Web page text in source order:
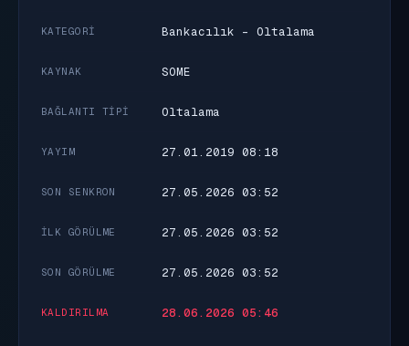
KATEGORI Bankacılık - Oltalama
KAYNAK SOME
BAĞLANTI TIPI Oltalama
YAYIM 27.01.2019 08:18
SON SENKRON 27.05.2026 03:52
İLK GÖRÜLME 27.05.2026 03:52
SON GÖRÜLME 27.05.2026 03:52
KALDIRILMA 28.06.2026 05:46